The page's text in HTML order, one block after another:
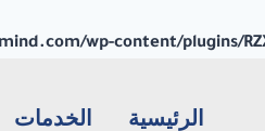
wp-content/plugins/
الرئيسية الخدمات